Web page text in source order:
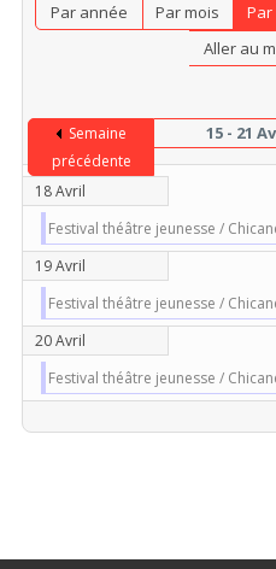
Par année Par mois
Aller au
Semaine
précédente
15 - 21
18 Avril
Festival théâtre jeunesse /
19 Avril
Festival théâtre jeunesse /
20 Avril
Festival théâtre jeunesse /